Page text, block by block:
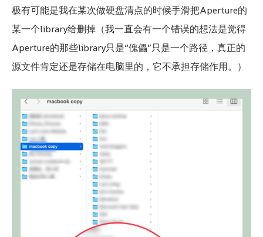
极有可能是我在某次做硬盘清点的时候手滑把Aperture的
某一个library给删掉（我一直会有一个错误的想法是觉得
Aperture的那些library只是“傀儡”只是一个路径，真正的
源文件肯定还是存储在电脑里的，它不承担存储作用。）